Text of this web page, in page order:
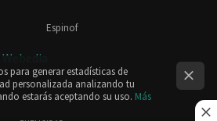
Espinof
para generar estadísticas de
personalizada analizando tu
estarás aceptando su uso. Más